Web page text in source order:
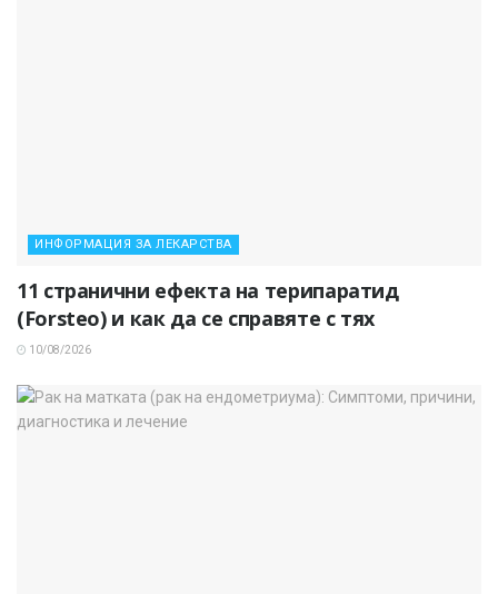
ИНФОРМАЦИЯ ЗА ЛЕКАРСТВА
11 странични ефекта на терипаратид
(Forsteo) и как да се справяте с тях
10/08/2026